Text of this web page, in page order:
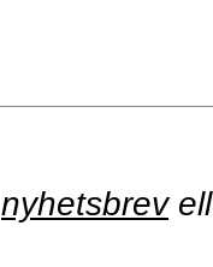
nyhetsbrev